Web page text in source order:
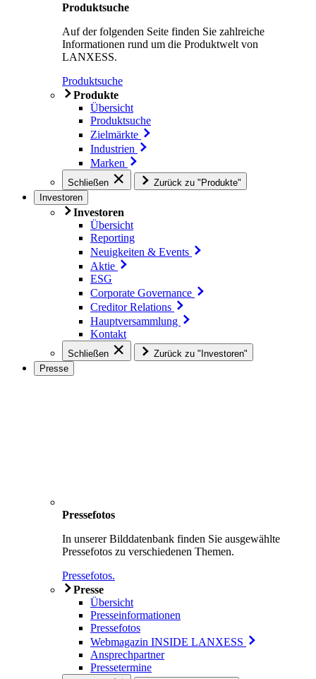
Produktsuche
Auf der folgenden Seite finden Sie zahlreiche
Informationen rund um die Produktwelt von
LANXESS.
Produktsuche
Produkte
Übersicht
Produktsuche
Zielmärkte
Industrien
Marken
Schließen
Zurück zu "Produkte"
Investoren
Investoren
Übersicht
Reporting
Neuigkeiten & Events
Aktie
ESG
Corporate Governance
Creditor Relations
Hauptversammlung
Kontakt
Schließen
Zurück zu "Investoren"
Presse
Pressefotos
In unserer Bilddatenbank finden Sie ausgewählte
Pressefotos zu verschiedenen Themen.
Pressefotos.
Presse
Übersicht
Presseinformationen
Pressefotos
Webmagazin INSIDE LANXESS
Ansprechpartner
Pressetermine